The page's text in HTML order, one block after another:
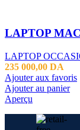
LAPTOP
LAPTOP
235 000,00 DA
Ajouter aux favoris
Ajouter au panier
Aperçu